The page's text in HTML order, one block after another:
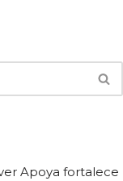
Apoya fortalece